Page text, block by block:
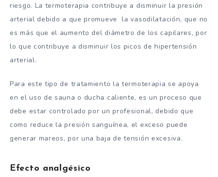
riesgo. La termoterapia contribuye a disminuir la presión
arterial debido a que promueve la vasodilatación, que no
es más que el aumento del diámetro de los capilares, por
lo que contribuye a disminuir los picos de hipertensión
arterial.
Para este tipo de tratamiento la termoterapia se apoya
en el uso de sauna o ducha caliente, es un proceso que
debe estar controlado por un profesional, debido que
como reduce la presión sanguínea, el exceso puede
generar mareos, por una baja de tensión excesiva.
Efecto analgésico